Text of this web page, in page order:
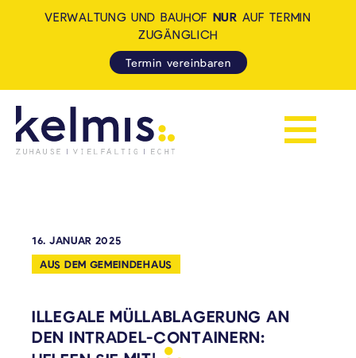
Navigation
VERWALTUNG UND BAUHOF NUR AUF TERMIN
ZUGÄNGLICH
Termin vereinbaren
16. JANUAR 2025
AUS DEM GEMEINDEHAUS
ILLEGALE MÜLLABLAGERUNG AN
DEN INTRADEL-CONTAINERN: